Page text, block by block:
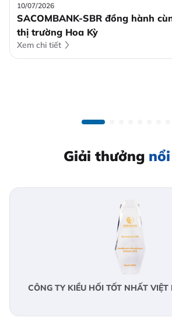
10/07/2026
SACOMBANK-SBR đồng hành
thị trường Hoa Kỳ
Xem chi tiết
Giải thưởng
CÔNG TY KIỀU HỐI TỐT NHẤT